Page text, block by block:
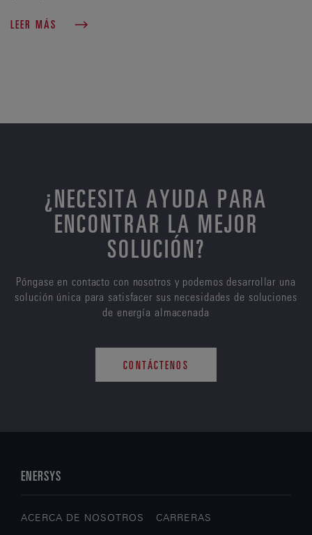
LEER MÁS
¿NECESITA AYUDA PARA
ENCONTRAR LA MEJOR
SOLUCIÓN?
Póngase en contacto con nosotros y podemos desarrollar una
solución única para satisfacer sus necesidades de soluciones
de energía almacenada
CONTÁCTENOS
ENERSYS
ACERCA DE NOSOTROS CARRERAS